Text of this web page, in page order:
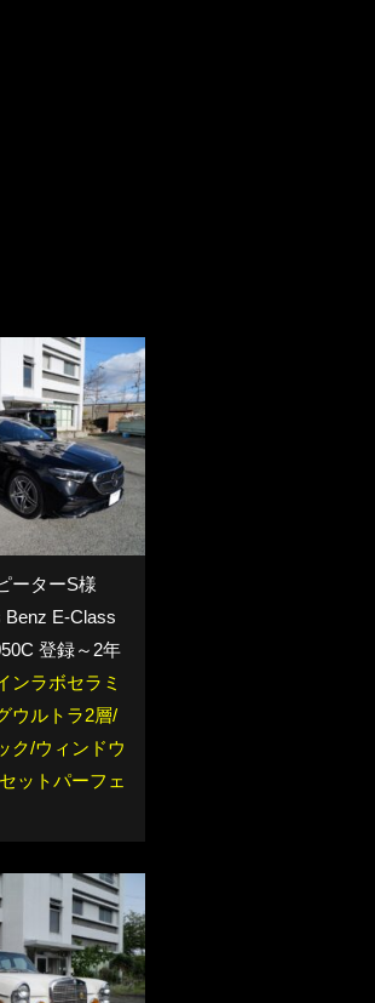
ーターS様
E-Class
登録～2年
ンラボセラミ
ウルトラ2層/
ク/ウィンドウ
ットパーフェ